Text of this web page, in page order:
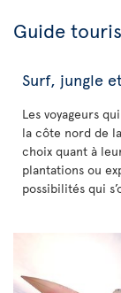
Guide
Surf, jungle
Les voyageurs
la côte nord de
choix quant à
plantations ou
possibilités qui